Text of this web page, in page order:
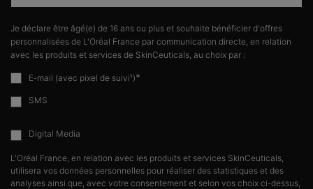
Je déclare être âgé(e) de 16 ans ou plus et souhaite bénéficier d'offres
personnalisées de L'Oréal France par communication directe, en relation
avec les produits et services de SkinCeuticals, au choix par :
E-mail (avec pixel de suivi¹)*
SMS
Digital Media
L'Oréal France, en relation avec les produits et services SkinCeuticals,
utilisera vos données personnelles pour réaliser des statistiques et des
analyses ainsi que, avec votre consentement et selon vos choix ci-dessus,